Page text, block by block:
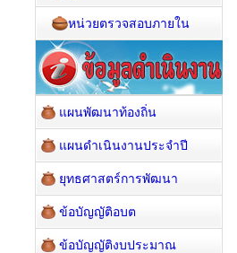
หน่วยตรวจสอบภายใน
แผนพัฒนาท้องถิ่น
แผนดำเนินงานประจำปี
ยุทธศาสตร์การพัฒนา
ข้อบัญญัติอบต
ข้อบัญญัติงบประมาณ